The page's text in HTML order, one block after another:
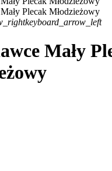
keyboard_arrow_left
Mały